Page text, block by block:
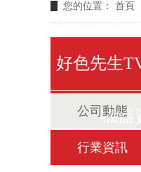
您的位置： 首頁
好色先生
機器
公司動態
行業資訊